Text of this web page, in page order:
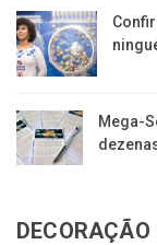
Mega-
DECORAÇÃO